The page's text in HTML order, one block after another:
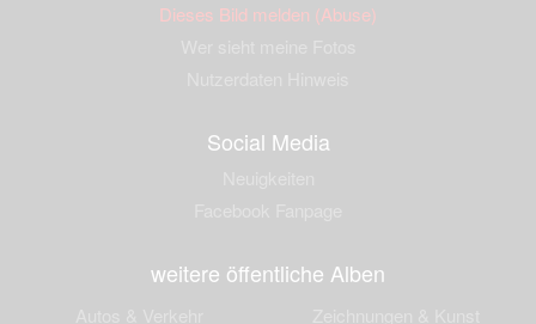
Dieses Bild melden (Abuse)
Social Media
weitere öffentliche Alben